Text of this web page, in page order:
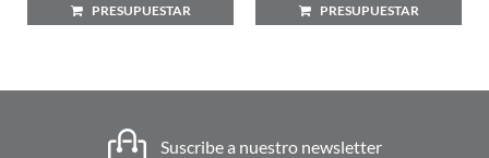
PRESUPUESTAR PRESUPUESTAR
Suscribe a nuestro newsletter